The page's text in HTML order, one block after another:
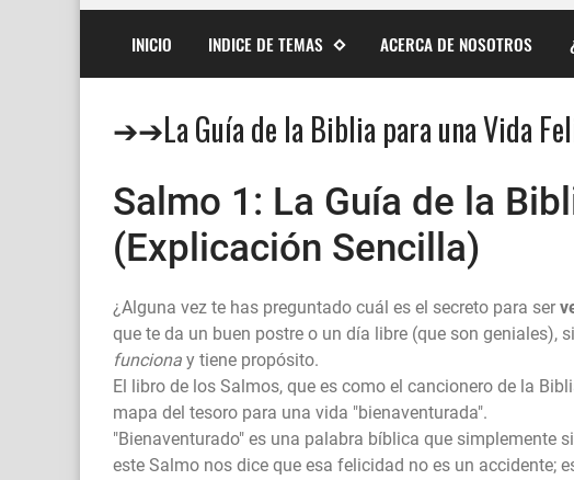
INICIO INDICE DE TEMAS ACERCA DE NOSOTROS
➔➔La Guía de la Biblia para una Vida
Salmo 1: La Guía de la
(Explicación Sencilla)
¿Alguna vez te has preguntado cuál es el secreto para ser
que te da un buen postre o un día libre (que son geniales),
funciona y tiene propósito.
El libro de los Salmos, que es como el cancionero de la
mapa del tesoro para una vida "bienaventurada".
"Bienaventurado" es una palabra bíblica que simplemente
este Salmo nos dice que esa felicidad no es un accidente;